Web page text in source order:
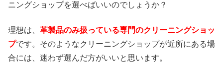
ニングショップを選べばいいのでしょうか？
理想は、 革製品のみ扱っている専門のクリーニングショッ
プです。そのようなクリーニングショップが近所にある場
合には、迷わず選んだ方がいいと思います。